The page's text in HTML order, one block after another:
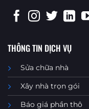
THÔNG TIN DỊCH VỤ
Sửa chữa nhà
Xây nhà trọn gói
Báo giá phần thô